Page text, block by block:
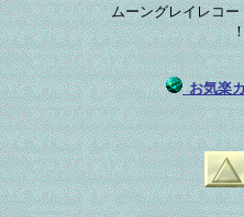
ムーングレイレコ
お気楽